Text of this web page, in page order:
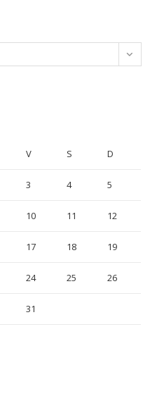
V S D
3 4 5
10 11 12
17 18 19
24 25 26
31